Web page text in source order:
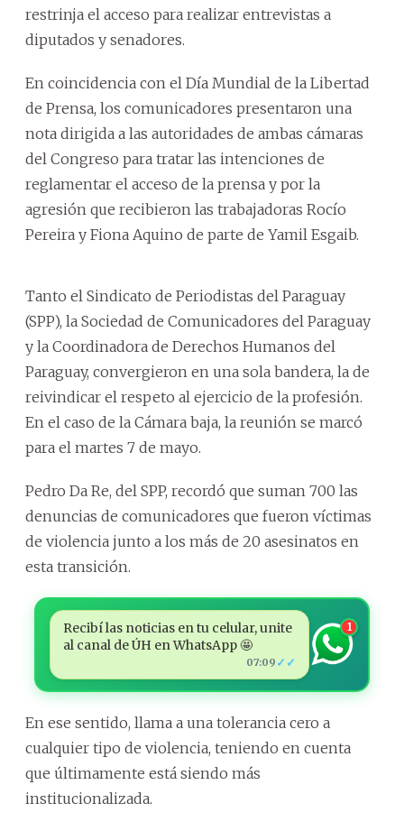
restrinja el acceso para realizar entrevistas a
diputados y senadores.
En coincidencia con el Día Mundial de la Libertad
de Prensa, los comunicadores presentaron una
nota dirigida a las autoridades de ambas cámaras
del Congreso para tratar las intenciones de
reglamentar el acceso de la prensa y por la
agresión que recibieron las trabajadoras Rocío
Pereira y Fiona Aquino de parte de Yamil Esgaib.
Tanto el Sindicato de Periodistas del Paraguay
(SPP), la Sociedad de Comunicadores del Paraguay
y la Coordinadora de Derechos Humanos del
Paraguay, convergieron en una sola bandera, la de
reivindicar el respeto al ejercicio de la profesión.
En el caso de la Cámara baja, la reunión se marcó
para el martes 7 de mayo.
Pedro Da Re, del SPP, recordó que suman 700 las
denuncias de comunicadores que fueron víctimas
de violencia junto a los más de 20 asesinatos en
esta transición.
Recibí las noticias en tu celular, unite
al canal de ÚH en WhatsApp 🤩
07:09 ✓✓
1
En ese sentido, llama a una tolerancia cero a
cualquier tipo de violencia, teniendo en cuenta
que últimamente está siendo más
institucionalizada.